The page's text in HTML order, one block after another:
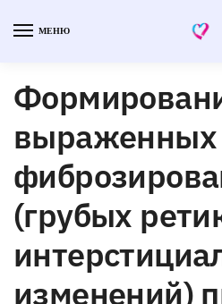
МЕНЮ
выраженных
(грубых
изменений)